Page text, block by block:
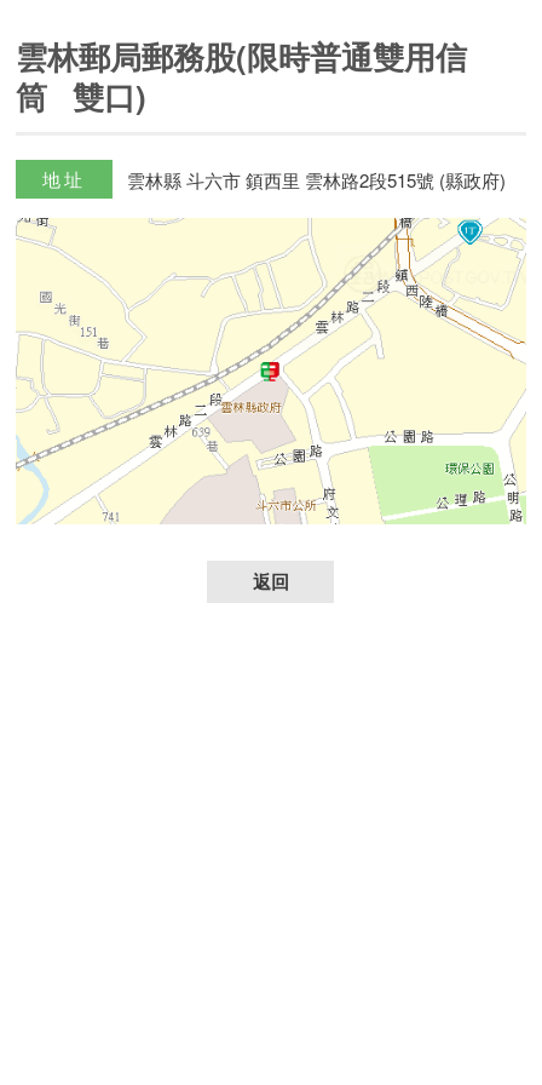
雲林郵局郵務股(限時普通雙用信
筒 雙口)
地址 雲林縣 斗六市 顉西里 雲林路2段515號 (縣政府)